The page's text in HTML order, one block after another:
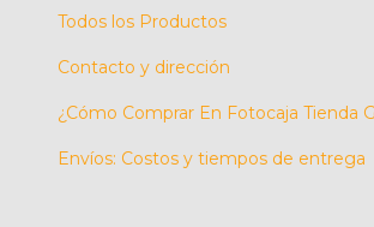
Todos los Productos
Contacto y dirección
¿Cómo Comprar En Fotocaja Tienda
Envíos: Costos y tiempos de entrega